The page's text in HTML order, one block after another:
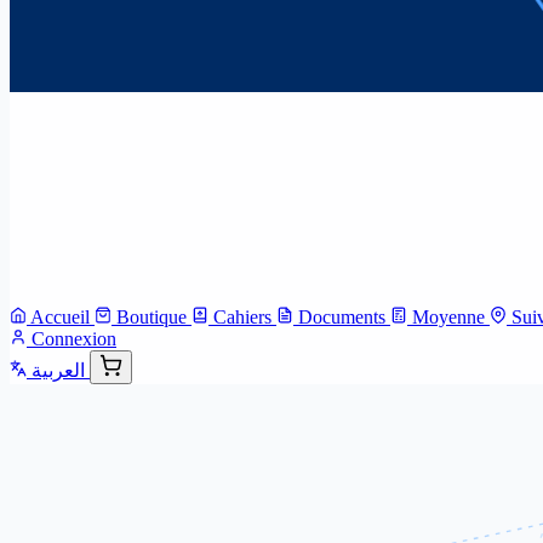
Accueil Boutique Cahiers Documents Moyenne
Connexion
العربية